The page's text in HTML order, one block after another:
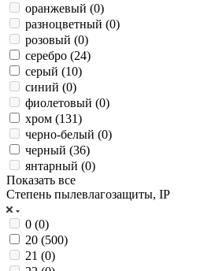
оранжевый (0)
разноцветный (0)
розовый (0)
серебро (24)
серый (10)
синий (0)
фиолетовый (0)
хром (131)
черно-белый (0)
черный (36)
янтарный (0)
Показать все
Степень пылевлагозащиты, IP
0 (0)
20 (500)
21 (0)